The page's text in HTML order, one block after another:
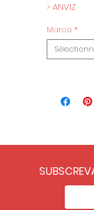
> ANVIZ
Marca *